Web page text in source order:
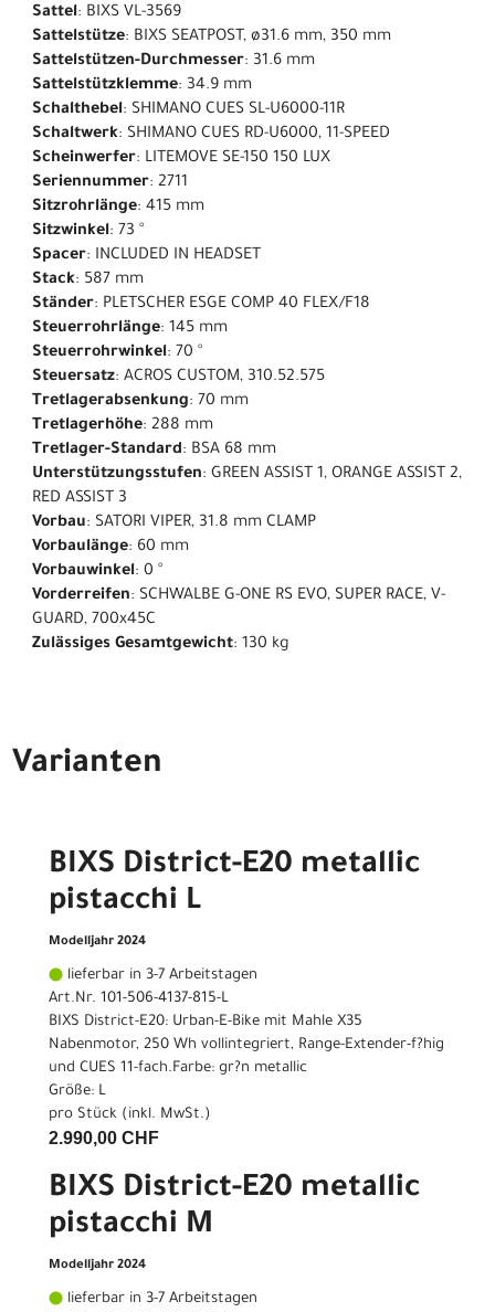
Sattel: BIXS VL-3569
Sattelstütze: BIXS SEATPOST, ø31.6 mm, 350 mm
Sattelstützen-Durchmesser: 31.6 mm
Sattelstützklemme: 34.9 mm
Schalthebel: SHIMANO CUES SL-U6000-11R
Schaltwerk: SHIMANO CUES RD-U6000, 11-SPEED
Scheinwerfer: LITEMOVE SE-150 150 LUX
Seriennummer: 2711
Sitzrohrlänge: 415 mm
Sitzwinkel: 73 °
Spacer: INCLUDED IN HEADSET
Stack: 587 mm
Ständer: PLETSCHER ESGE COMP 40 FLEX/F18
Steuerrohrlänge: 145 mm
Steuerrohrwinkel: 70 °
Steuersatz: ACROS CUSTOM, 310.52.575
Tretlagerabsenkung: 70 mm
Tretlagerhöhe: 288 mm
Tretlager-Standard: BSA 68 mm
Unterstützungsstufen: GREEN ASSIST 1, ORANGE ASSIST 2,
RED ASSIST 3
Vorbau: SATORI VIPER, 31.8 mm CLAMP
Vorbaulänge: 60 mm
Vorbauwinkel: 0 °
Vorderreifen: SCHWALBE G-ONE RS EVO, SUPER RACE, V-
GUARD, 700x45C
Zulässiges Gesamtgewicht: 130 kg
Varianten
BIXS District-E20 metallic
pistacchi L
Modelljahr 2024
lieferbar in 3-7 Arbeitstagen
Art.Nr. 101-506-4137-815-L
BIXS District-E20: Urban-E-Bike mit Mahle X35
Nabenmotor, 250 Wh vollintegriert, Range-Extender-f?hig
und CUES 11-fach.Farbe: gr?n metallic
Größe: L
pro Stück (inkl. MwSt.)
2.990,00 CHF
BIXS District-E20 metallic
pistacchi M
Modelljahr 2024
lieferbar in 3-7 Arbeitstagen